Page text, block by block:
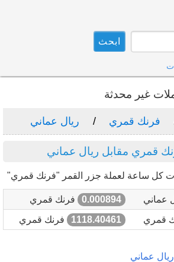
غير محدثة
فرنك قمري ريال عماني
قمري مقابل ريال عماني
كل ساعة لعملة جزر القمر "فرنك قمري"
عماني 0.000894
فرنك قمري
قمري
1118.40461 فرنك قمري
عماني